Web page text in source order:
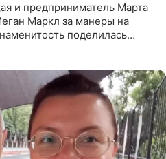
и предприниматель Марта
Маркл за манеры на
поделилась